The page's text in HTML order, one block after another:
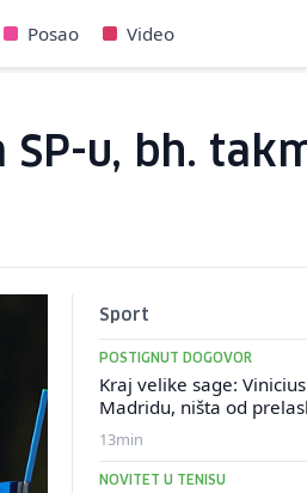
Posao Video
u, bh.
Sport
POSTIGNUT DOGOVOR
Kraj velike sage:
Madridu, ništa od
13min
NOVITET U TENISU